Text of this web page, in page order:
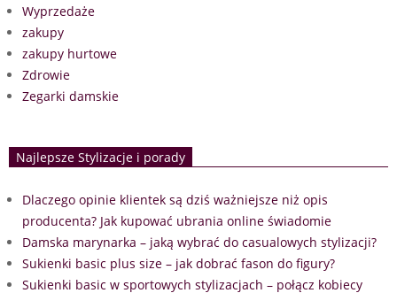
Wyprzedaże
zakupy
zakupy hurtowe
Zdrowie
Zegarki damskie
Najlepsze Stylizacje i porady
Dlaczego opinie klientek są dziś ważniejsze niż opis
producenta? Jak kupować ubrania online świadomie
Damska marynarka – jaką wybrać do casualowych stylizacji?
Sukienki basic plus size – jak dobrać fason do figury?
Sukienki basic w sportowych stylizacjach – połącz kobiecy